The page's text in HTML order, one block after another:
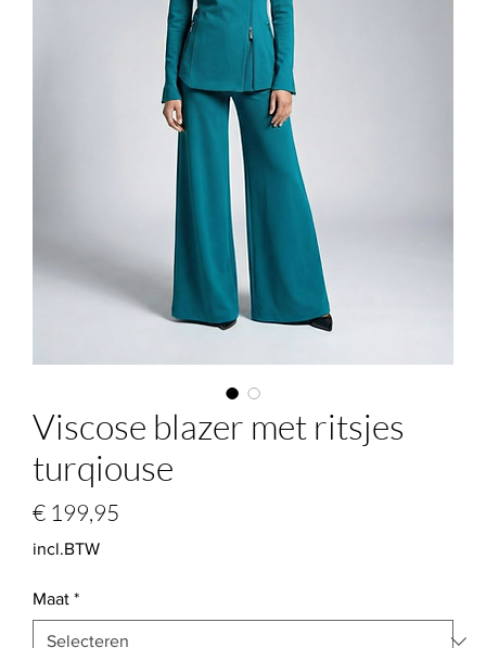
Viscose blazer met ritsjes
turqiouse
€ 199,95
incl.BTW
Maat *